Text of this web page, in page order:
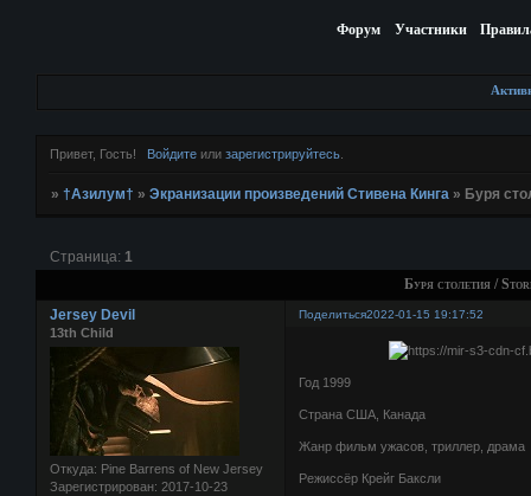
Форум Участники
Привет, Гость! Войдитеили зарегистрируйтесь.
»†Азилум† »Экранизации произведений Стивена Кинга » Буря
Буря столетия /
Страница: 1
Поделиться2022-01-15 19:17:52
Jersey Devil
13th Child
Откуда: Pine Barrens of New Jersey
Зарегистрирован: 2017-10-23
Год 1999
Страна США, Канада
Жанр фильм ужасов, триллер, драма
Режиссёр Крейг Баксли